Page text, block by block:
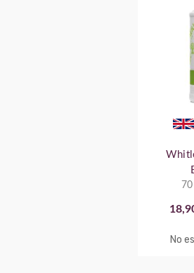
No